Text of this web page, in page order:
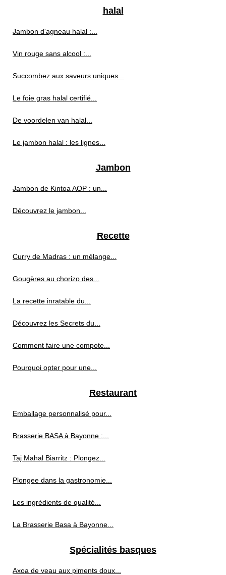
halal
Jambon d'agneau halal :...
Vin rouge sans alcool :...
Succombez aux saveurs uniques...
Le foie gras halal certifié...
De voordelen van halal...
Le jambon halal : les lignes...
Jambon
Jambon de Kintoa AOP : un...
Découvrez le jambon...
Recette
Curry de Madras : un mélange...
Gougères au chorizo des...
La recette inratable du...
Découvrez les Secrets du...
Comment faire une compote...
Pourquoi opter pour une...
Restaurant
Emballage personnalisé pour...
Brasserie BASA à Bayonne :...
Taj Mahal Biarritz : Plongez...
Plongee dans la gastronomie...
Les ingrédients de qualité...
La Brasserie Basa à Bayonne...
Spécialités basques
Axoa de veau aux piments doux...